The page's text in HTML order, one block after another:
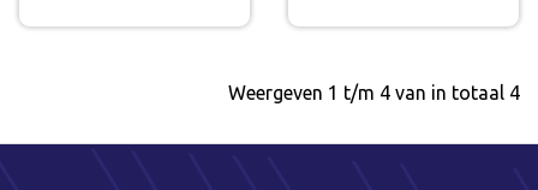
Weergeven 1 t/m 4 van in totaal 4